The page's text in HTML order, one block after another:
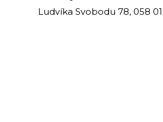
Ludvíka Svobodu 78, 058